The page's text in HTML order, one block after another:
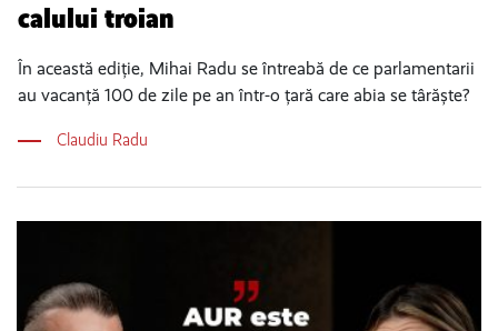
calului troian
În această ediție, Mihai Radu se întreabă de ce parlamentarii
au vacanță 100 de zile pe an într-o țară care abia se târăște?
Claudiu Radu